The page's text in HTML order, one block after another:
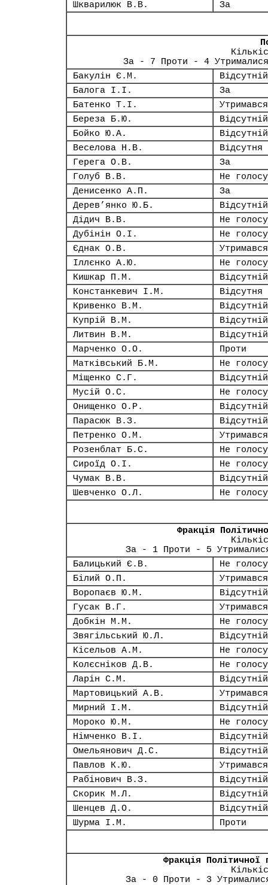
Шкварилюк В.В. За
За - 7 Проти - 4
Бакулін Є.М.
Відсутній
Балога І.І.
За
Батенко Т.І.
Утримався
Береза Б.Ю.
Відсутній
Бойко Ю.А.
Відсутній
Веселова Н.В.
Відсутня
Герега О.В.
За
Голуб В.В.
Не
Денисенко А.П.
За
Дерев’янко Ю.Б.
Відсутній
Дідич В.В.
Не
Дубінін О.І.
Не
Єднак О.В.
Утримався
Іллєнко А.Ю.
Не
Кишкар П.М.
Відсутній
Констанкевич І.М.
Відсутня
Кривенко В.М.
Відсутній
Купрій В.М.
Відсутній
Литвин В.М.
Відсутній
Марченко О.О.
Проти
Матківський Б.М.
Не
Міщенко С.Г.
Відсутній
Мусій О.С.
Не
Онищенко О.Р.
Відсутній
Парасюк В.З.
Відсутній
Петренко О.М.
Утримався
Розенблат Б.С.
Не
Сироїд О.І.
Не
Чумак В.В.
Відсутній
Шевченко О.Л.
Не
Фракція
За - 1 Проти - 5
Балицький Є.В.
Не
Білий О.П.
Утримався
Воропаєв Ю.М.
Відсутній
Гусак В.Г.
Утримався
Добкін М.М.
Не
Звягільський Ю.Л.
Відсутній
Кісельов А.М.
Не
Колєсніков Д.В.
Не
Ларін С.М.
Відсутній
Мартовицький А.В.
Утримався
Мирний І.М.
Відсутній
Мороко Ю.М.
Не
Німченко В.І.
Відсутній
Омельянович Д.С.
Відсутній
Павлов К.Ю.
Утримався
Рабінович В.З.
Відсутній
Скорик М.Л.
Відсутній
Шенцев Д.О.
Відсутній
Шурма І.М.
Проти
Фракція Політичної
За - 0 Проти - 3